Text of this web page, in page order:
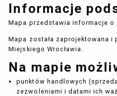
Informacje
Mapa przedstawia informacje
Mapa została zaprojektowana i
Miejskiego Wrocławia.
Na mapie
punktów handlowych
zezwoleniami i datami ich